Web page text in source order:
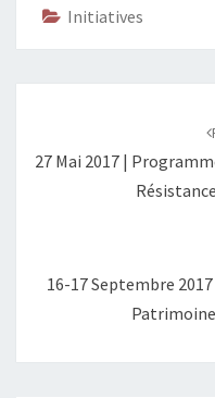
Initiatives
27 Mai 2017 |
16-17 Septembre
Patrimoine